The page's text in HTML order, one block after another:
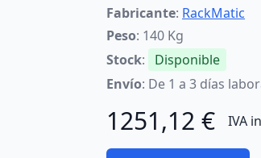
Fabricante: RackMatic
Peso: 140 Kg
Stock:
Disponible
Envío: De 1 a 3 días
1251,12 € IVA